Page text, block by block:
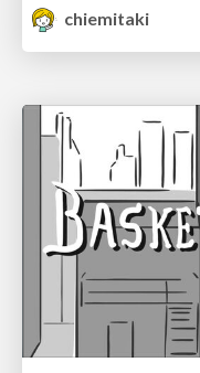
chiemitaki